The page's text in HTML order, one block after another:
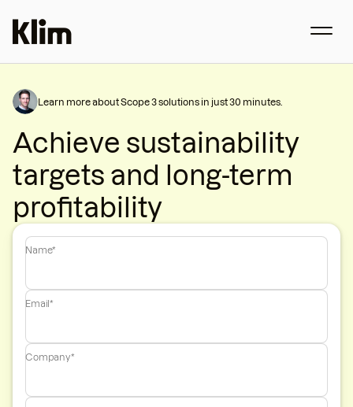
Learn more about Scope 3 solutions in just 30 minutes.
Achieve sustainability
targets and long-term
profitability
Name*
Email*
Company*